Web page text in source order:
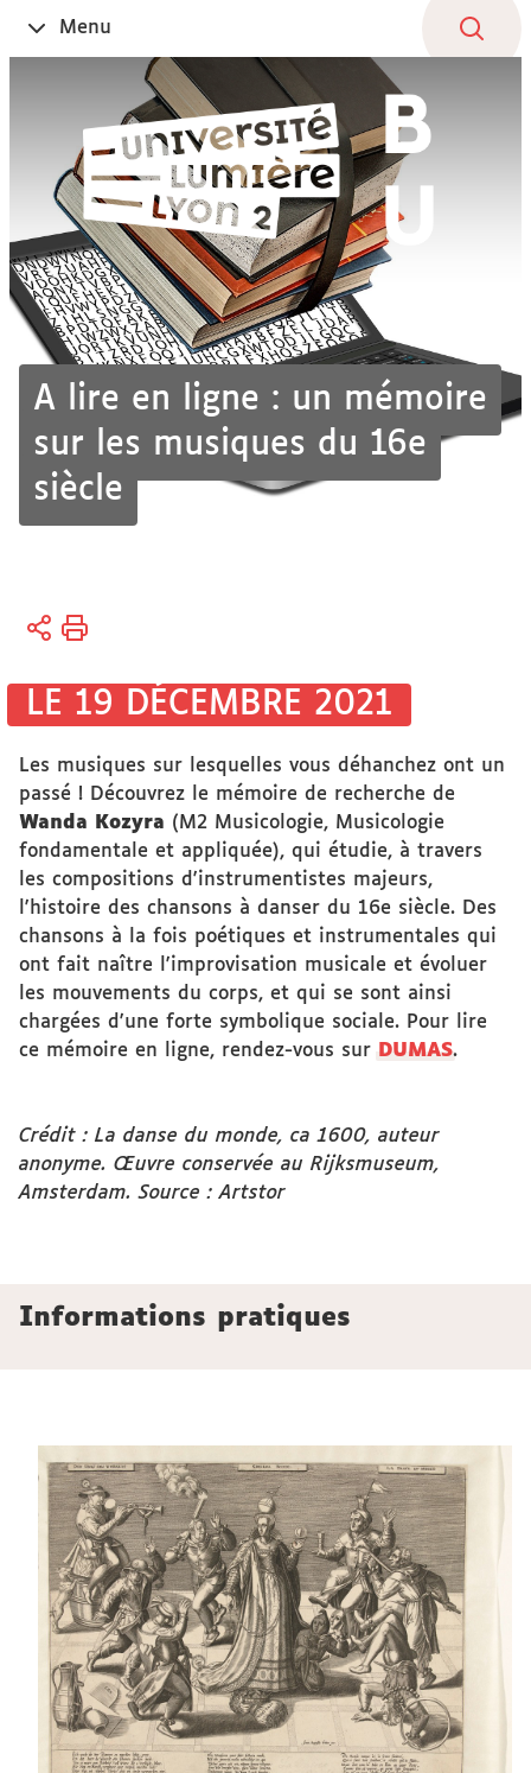
contenu
Ouvrir
le
Menu
A lire en ligne : un mémoire
sur les musiques du 16e
siècle
Vous
Accueil
Recherche
et
mémoires
en ligne
Mémoires
LE 19 DÉCEMBRE 2021
Les musiques sur lesquelles vous déhanchez ont un
passé ! Découvrez le mémoire de recherche de
Wanda Kozyra (M2 Musicologie, Musicologie
fondamentale et appliquée), qui étudie, à travers
les compositions d'instrumentistes majeurs,
l'histoire des chansons à danser du 16e siècle. Des
chansons à la fois poétiques et instrumentales qui
ont fait naître l'improvisation musicale et évoluer
les mouvements du corps, et qui se sont ainsi
chargées d'une forte symbolique sociale. Pour lire
ce mémoire en ligne, rendez-vous sur DUMAS.
Crédit : La danse du monde, ca 1600, auteur
anonyme. Œuvre conservée au Rijksmuseum,
Amsterdam. Source : Artstor
Informations pratiques